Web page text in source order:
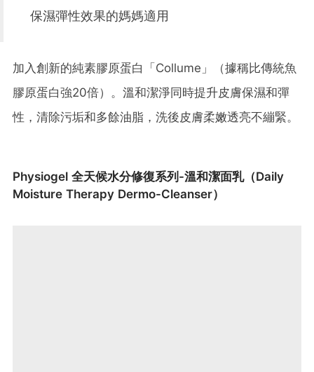
保濕彈性效果的媽媽適用
加入創新的純素膠原蛋白「Collume」（據稱比傳統魚
膠原蛋白強20倍）。溫和潔淨同時提升皮膚保濕和彈
性，清除污垢和多餘油脂，洗後皮膚柔嫩透亮不繃緊。
Physiogel 全天候水分修復系列-溫和潔面乳（Daily
Moisture Therapy Dermo-Cleanser）